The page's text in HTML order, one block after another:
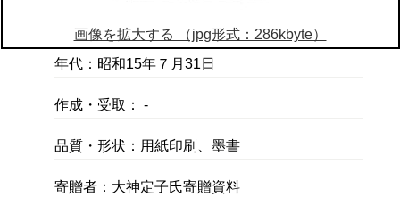
画像を拡大する （jpg形式：286kbyte）
年代：昭和15年７月31日
作成・受取： -
品質・形状：用紙印刷、墨書
寄贈者：大神定子氏寄贈資料